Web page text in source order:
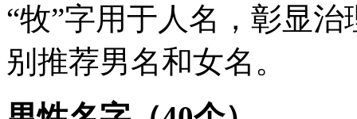
“牧”字用于人名，彰显
别推荐男名和女名。